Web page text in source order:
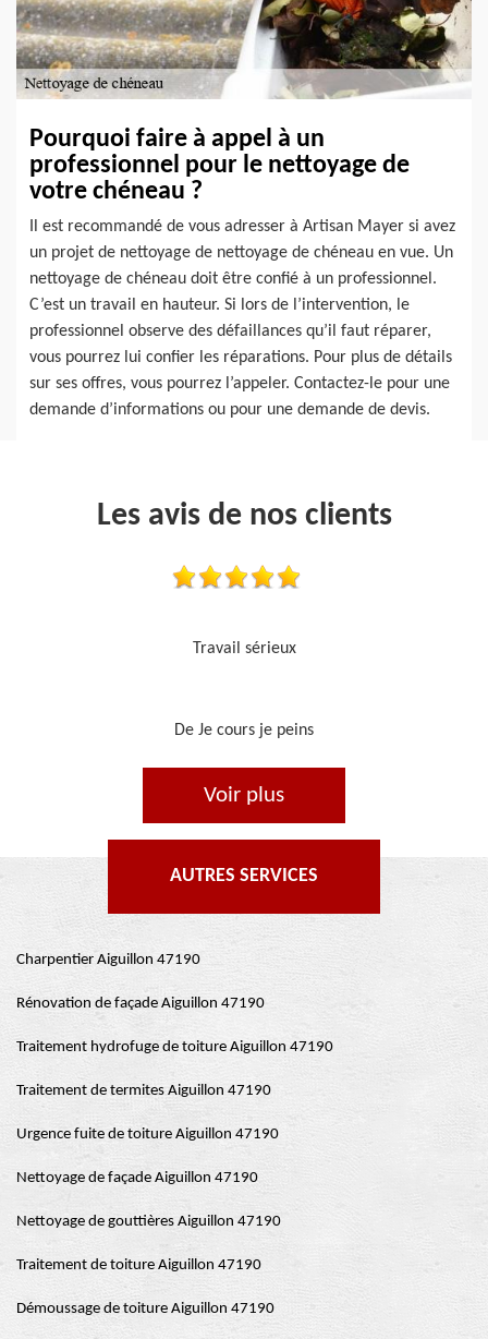
Pourquoi faire à appel à un
professionnel pour le nettoyage de
votre chéneau ?
Il est recommandé de vous adresser à Artisan Mayer si avez
un projet de nettoyage de nettoyage de chéneau en vue. Un
nettoyage de chéneau doit être confié à un professionnel.
C’est un travail en hauteur. Si lors de l’intervention, le
professionnel observe des défaillances qu’il faut réparer,
vous pourrez lui confier les réparations. Pour plus de détails
sur ses offres, vous pourrez l’appeler. Contactez-le pour une
demande d’informations ou pour une demande de devis.
Les avis de nos clients
Je recommande, top !!
De Ornella
Voir plus
AUTRES SERVICES
Charpentier Aiguillon 47190
Rénovation de façade Aiguillon 47190
Traitement hydrofuge de toiture Aiguillon 47190
Traitement de termites Aiguillon 47190
Urgence fuite de toiture Aiguillon 47190
Nettoyage de façade Aiguillon 47190
Nettoyage de gouttières Aiguillon 47190
Traitement de toiture Aiguillon 47190
Démoussage de toiture Aiguillon 47190